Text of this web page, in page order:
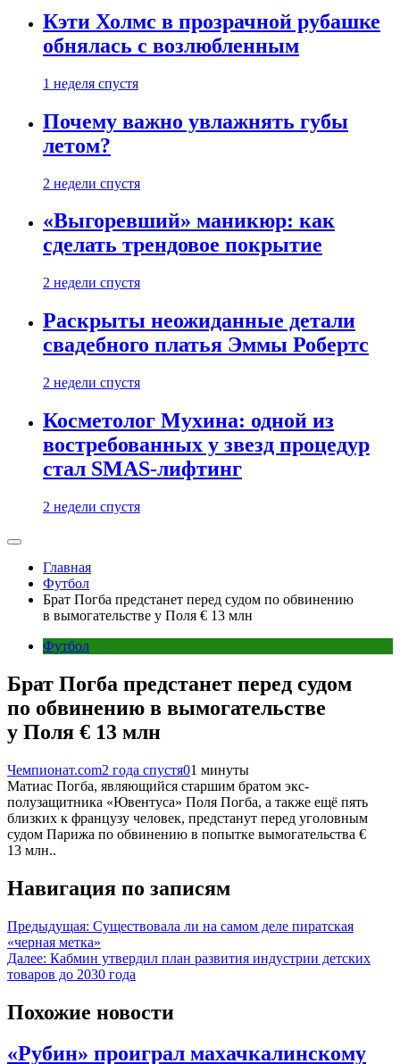
Кэти Холмс в прозрачной рубашке
обнялась с возлюбленным
1 неделя спустя
Почему важно увлажнять губы
летом?
2 недели спустя
«Выгоревший» маникюр: как
сделать трендовое покрытие
2 недели спустя
Раскрыты неожиданные детали
свадебного платья Эммы Робертс
2 недели спустя
Косметолог Мухина: одной из
востребованных у звезд процедур
стал SMAS-лифтинг
2 недели спустя
Главная
Футбол
Брат Погба предстанет перед судом по обвинению
в вымогательстве у Поля € 13 млн
Футбол
Брат Погба предстанет перед судом
по обвинению в вымогательстве
у Поля € 13 млн
Чемпионат.com2 года спустя01 минуты
Матиас Погба, являющийся старшим братом экс-
полузащитника «Ювентуса» Поля Погба, а также ещё пять
близких к французу человек, предстанут перед уголовным
судом Парижа по обвинению в попытке вымогательства €
13 млн..
Навигация по записям
Предыдущая: Существовала ли на самом деле пиратская
«черная метка»
Далее: Кабмин утвердил план развития индустрии детских
товаров до 2030 года
Похожие новости
«Рубин» проиграл махачкалинскому